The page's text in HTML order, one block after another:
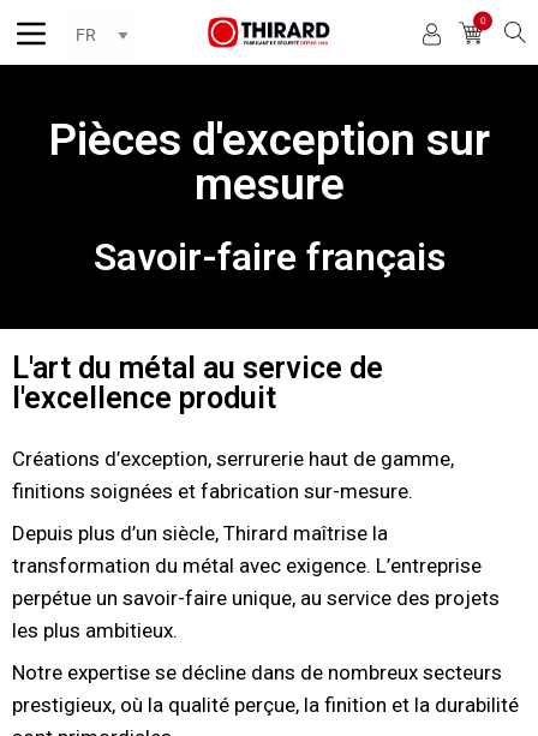
0
Pièces d'exception sur
mesure
Savoir-faire français
L'art du métal au service de
l'excellence produit
Créations d’exception, serrurerie haut de gamme,
finitions soignées et fabrication sur-mesure.
Depuis plus d’un siècle, Thirard maîtrise la
transformation du métal avec exigence. L’entreprise
perpétue un savoir-faire unique, au service des projets
les plus ambitieux.
Notre expertise se décline dans de nombreux secteurs
prestigieux, où la qualité perçue, la finition et la durabilité